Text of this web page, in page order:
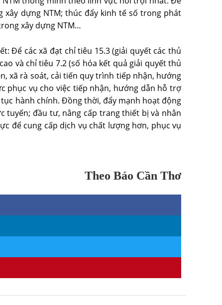
dựng NTM; thúc đẩy kinh tế số trong phát
xây dựng NTM…
Để các xã đạt chỉ tiêu 15.3 (giải quyết các thủ
và chỉ tiêu 7.2 (số hóa kết quả giải quyết thủ
xã rà soát, cải tiến quy trình tiếp nhận, hướng
phục vụ cho việc tiếp nhận, hướng dẫn hỗ trợ
hành chính. Đồng thời, đẩy mạnh hoạt động
đầu tư, nâng cấp trang thiết bị và nhân
để cung cấp dịch vụ chất lượng hơn, phục vụ
Theo Báo Cần Thơ